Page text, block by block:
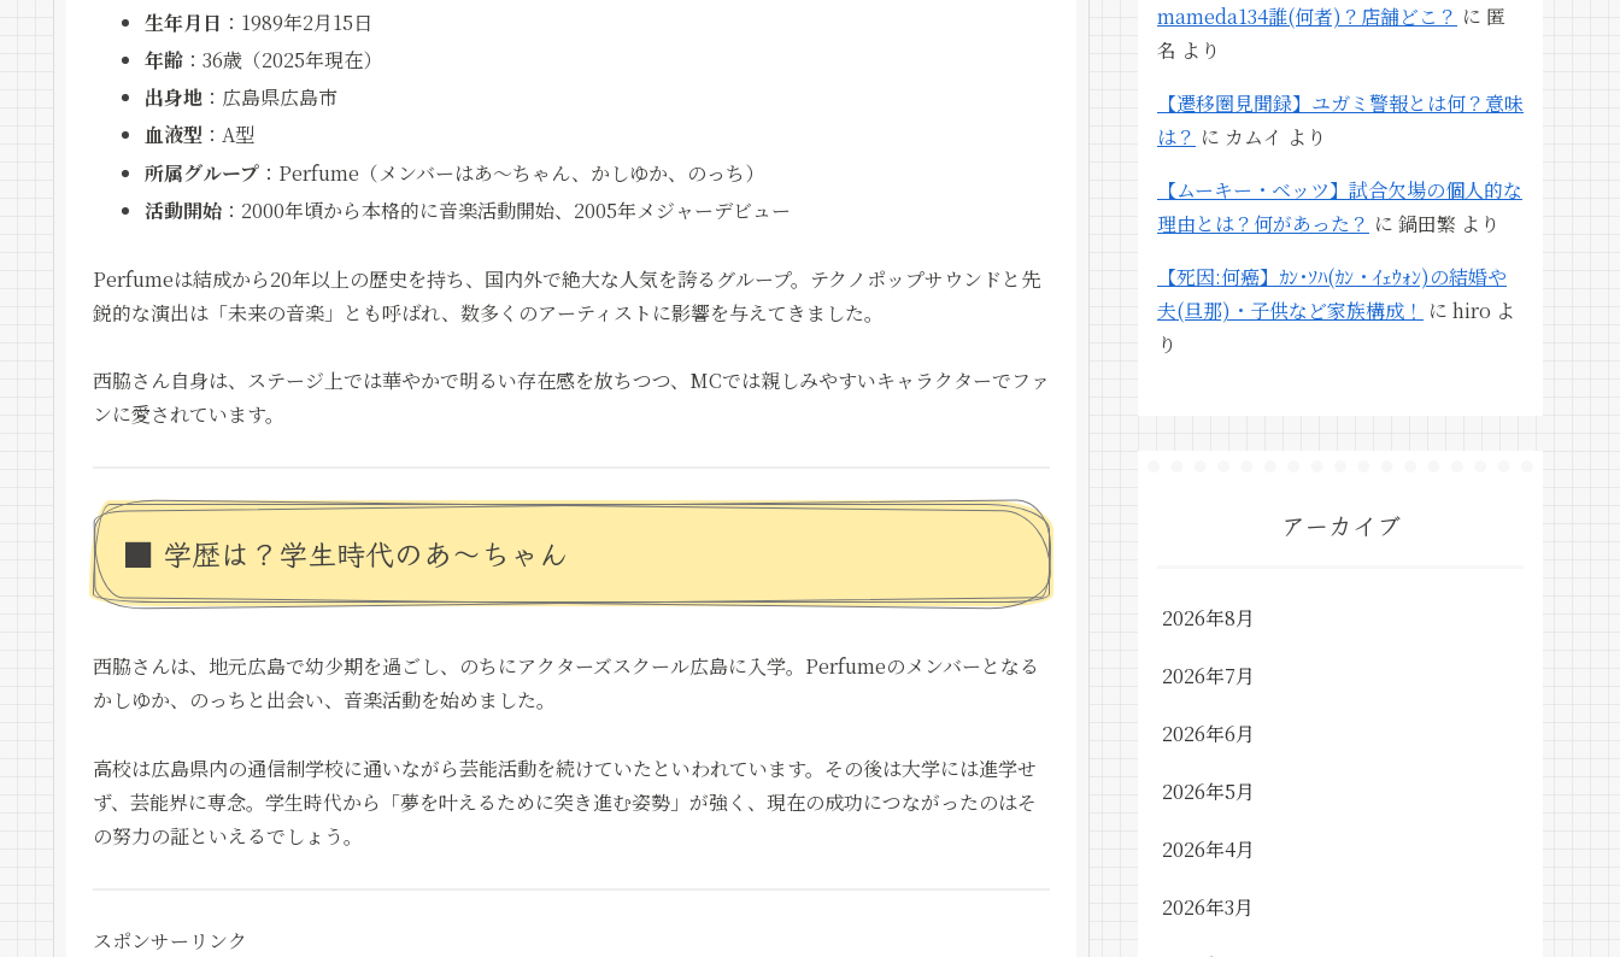
生年月日 ：1989年2月15日
年齢 ：36歳（2025年現在）
出身地 ：広島県広島市
血液型 ：A型
所属グループ ：Perfume（メンバーはあ～ちゃん、かしゆか、のっち）
活動開始 ：2000年頃から本格的に音楽活動開始、2005年メジャーデビュー
Perfumeは結成から20年以上の歴史を持ち、国内外で絶大な人気を誇るグループ。テクノポップサウンドと先
鋭的な演出は「未来の音楽」とも呼ばれ、数多くのアーティストに影響を与えてきました。
西脇さん自身は、ステージ上では華やかで明るい存在感を放ちつつ、MCでは親しみやすいキャラクターでファ
ンに愛されています。
■ 学歴は？学生時代のあ～ちゃん
西脇さんは、地元広島で幼少期を過ごし、のちにアクターズスクール広島に入学。Perfumeのメンバーとなる
かしゆか、のっちと出会い、音楽活動を始めました。
高校は広島県内の通信制学校に通いながら芸能活動を続けていたといわれています。その後は大学には進学せ
ず、芸能界に専念。学生時代から「夢を叶えるために突き進む姿勢」が強く、現在の成功につながったのはそ
の努力の証といえるでしょう。
スポンサーリンク
mameda134誰(何者)？店舗どこ？ に 匿
名 より
【遷移圏見聞録】ユガミ警報とは何？意味
は？ に カムイ より
【ムーキー・ベッツ】試合欠場の個人的な
理由とは？何があった？ に 鍋田繁 より
【死因:何癌】ｶﾝ･ｿﾊ(ｶﾝ・ｲｪｳｫﾝ)の結婚や
夫(旦那)・子供など家族構成！ に hiro よ
り
アーカイブ
2026年8月
2026年7月
2026年6月
2026年5月
2026年4月
2026年3月